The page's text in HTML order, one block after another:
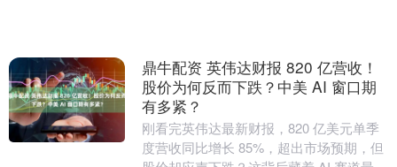
鼎牛配资 英伟达财报 820 亿营收！
股价为何反而下跌？中美 AI 窗口期
有多紧？
刚看完英伟达最新财报，820 亿美元单季
度营收同比增长 85%，超出市场预期，但